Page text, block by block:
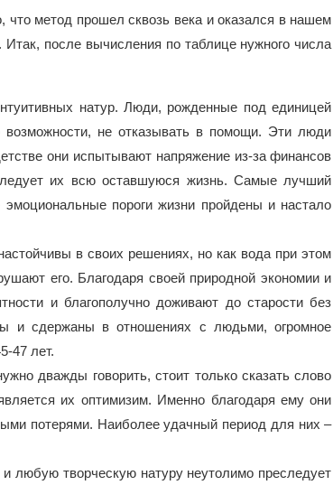
метод прошел сквозь века и оказался в нашем
после вычисления по таблице нужного числа
натур. Люди, рожденные под единицей
возможности, не отказывать в помощи. Эти люди
они испытывают напряжение из-за финансов
их всю оставшуюся жизнь. Самые лучший
пороги жизни пройдены и настало
в своих решениях, но как вода при этом
его. Благодаря своей природной экономии и
и благополучно доживают до старости без
и сдержаны в отношениях с людьми, огромное
47 лет.
дважды говорить, стоит только сказать слово
их оптимизим. Именно благодаря ему они
потерями. Наиболее удачный период для них –
любую творческую натуру неутолимо преследует